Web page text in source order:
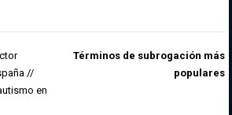
//
en
Términos de subrogación más
populares